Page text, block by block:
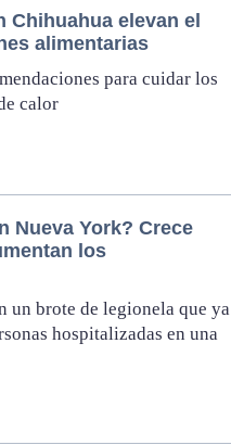
Chihuahua elevan el
alimentarias
para cuidar los
calor
Nueva York? Crece
los
un brote de legionela que ya
hospitalizadas en una